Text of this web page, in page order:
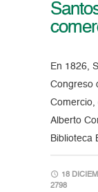
En 1826,
Congreso
Comercio,
Alberto
Biblioteca
18
2798